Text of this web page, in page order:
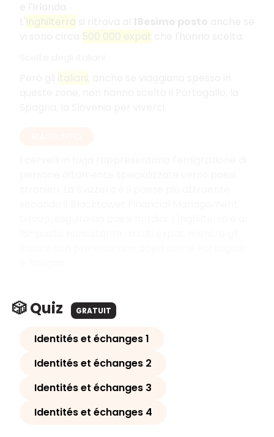
Inghilterra
🎲 Quiz GRATUIT
Identités et échanges 1
Identités et échanges 2
Identités et échanges 3
Identités et échanges 4